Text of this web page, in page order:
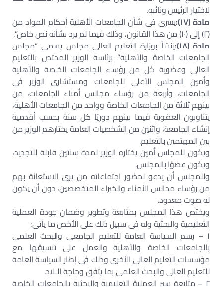
لاختيار الرئيس ونائبه.
مادة (١٧):
يسرى فى شأن الجامعات الأهلية أحكام المواد من
(٢) إلى (١٠) من هذا القانون، وذلك فيما لم يرد بشأنه نص خاص”.
مادة (١٨):
ينشأ بوزارة التعليم العالى مجلس يسمى “مجلس
الجامعات الخاصة والأهلية” برئاسة الوزير المختص بالتعليم
العالى وعضوية كل من رؤساء الجامعات الخاصة والأهلية
وأمين المجلس الأعلى للجامعات ومستشارى الوزير فى
الجامعات، وأربعة من رؤساء مجالس أمناء الجامعات، من
بينهم ثلاثة من الجامعات الخاصة وواحد من الجامعات الأهلية،
يتناوبون العضوية فيما بينهم دوريًا كل سنة بحسب أقدمية
إنشاء الجامعة، واثنين من الشخصيات العامة يختارهم الوزير من
بين المهتمين بالتعليم.
ويكون للمجلس أمين يختاره الوزير لمدة سنتين قابلة للتجديد،
ويكون عضوًا بالمجلس.
وللمجلس أن يدعو لحضور اجتماعاته من يرى الاستعانة بهم
من رؤساء مجالس الأمناء والخبراء المتخصصين، دون أن يكون
له صوت معدود.
ويختص هذا المجلس بمتابعة وتطوير وضمان جودة العملية
التعليمية والبحثية وله فى سبيل ذلك على الأخص ما يأتى:
١ – رسم السياسة العامة للتعليم الجامعى والبحث العلمى
بالجامعات الخاصة والأهلية والعمل على تنسيقها مع
مؤسسات التعليم العالى الأخرى وذلك فى إطار السياسة العامة
للتعليم العالى والبحث العلمى بما يتفق وحاجة البلاد.
٢ – متابعة سير العملية التعليمية والبحثية بالجامعات الخاصة